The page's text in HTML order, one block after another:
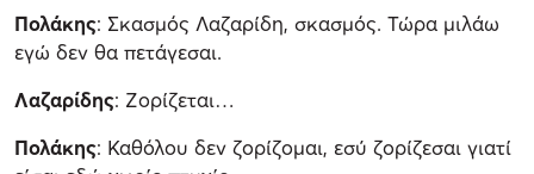
Πολάκης: Σκασμός Λαζαρίδη, σκασμός. Τώρα μιλάω
εγώ δεν θα πετάγεσαι.
Λαζαρίδης: Ζορίζεται…
Πολάκης: Καθόλου δεν ζορίζομαι, εσύ ζορίζεσαι γιατί